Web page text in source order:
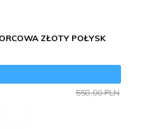
ZŁOTY POŁYSK
558,00 PLN